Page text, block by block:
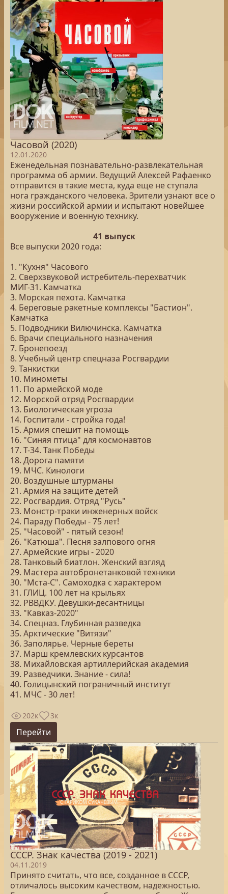
Часовой (2020)
12.01.2020
Еженедельная познавательно-развлекательная
программа об армии. Ведущий Алексей Рафаенко
отправится в такие места, куда еще не ступала
нога гражданского человека. Зрители узнают все о
жизни российской армии и испытают новейшее
вооружение и военную технику.
41 выпуск
Все выпуски 2020 года:
1. "Кухня" Часового
2. Сверхзвуковой истребитель-перехватчик
МИГ-31. Камчатка
3. Морская пехота. Камчатка
4. Береговые ракетные комплексы "Бастион".
Камчатка
5. Подводники Вилючинска. Камчатка
6. Врачи специального назначения
7. Бронепоезд
8. Учебный центр спецназа Росгвардии
9. Танкистки
10. Минометы
11. По армейской моде
12. Морской отряд Росгвардии
13. Биологическая угроза
14. Госпитали - стройка года!
15. Армия спешит на помощь
16. "Синяя птица" для космонавтов
17. Т-34. Танк Победы
18. Дорога памяти
19. МЧС. Кинологи
20. Воздушные штурманы
21. Армия на защите детей
22. Росгвардия. Отряд "Русь"
23. Монстр-траки инженерных войск
24. Параду Победы - 75 лет!
25. "Часовой" - пятый сезон!
26. "Катюша". Песня залпового огня
27. Армейские игры - 2020
28. Танковый биатлон. Женский взгляд
29. Мастера автобронетанковой техники
30. "Мста-С". Самоходка с характером
31. ГЛИЦ. 100 лет на крыльях
32. РВВДКУ. Девушки-десантницы
33. "Кавказ-2020"
34. Спецназ. Глубинная разведка
35. Арктические "Витязи"
36. Заполярье. Черные береты
37. Марш кремлевских курсантов
38. Михайловская артиллерийская академия
39. Разведчики. Знание - сила!
40. Голицынский пограничный институт
41. МЧС - 30 лет!
202к 3к
Перейти
СССР. Знак качества (2019 - 2021)
04.11.2019
Принято считать, что все, созданное в СССР,
отличалось высоким качеством, надежностью.